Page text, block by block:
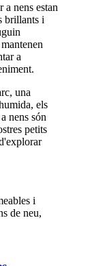
a nens estan
brillants i
a
una
els
nens són
petits